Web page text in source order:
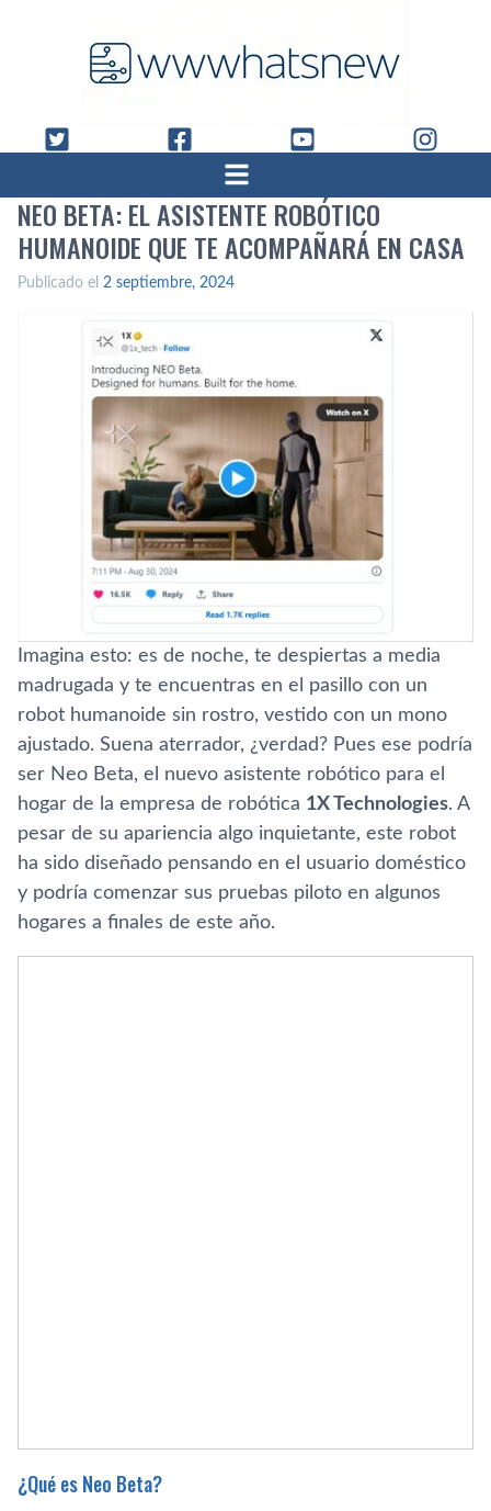
NEO BETA: EL ASISTENTE ROBÓTICO
HUMANOIDE QUE TE ACOMPAÑARÁ EN CASA
Publicado el 2 septiembre, 2024
Imagina esto: es de noche, te despiertas a media
madrugada y te encuentras en el pasillo con un
robot humanoide sin rostro, vestido con un mono
ajustado. Suena aterrador, ¿verdad? Pues ese podría
ser Neo Beta, el nuevo asistente robótico para el
hogar de la empresa de robótica 1X Technologies. A
pesar de su apariencia algo inquietante, este robot
ha sido diseñado pensando en el usuario doméstico
y podría comenzar sus pruebas piloto en algunos
hogares a finales de este año.
¿Qué es Neo Beta?